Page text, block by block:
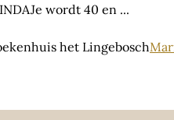
wordt 40 en ...
het Lingebosch